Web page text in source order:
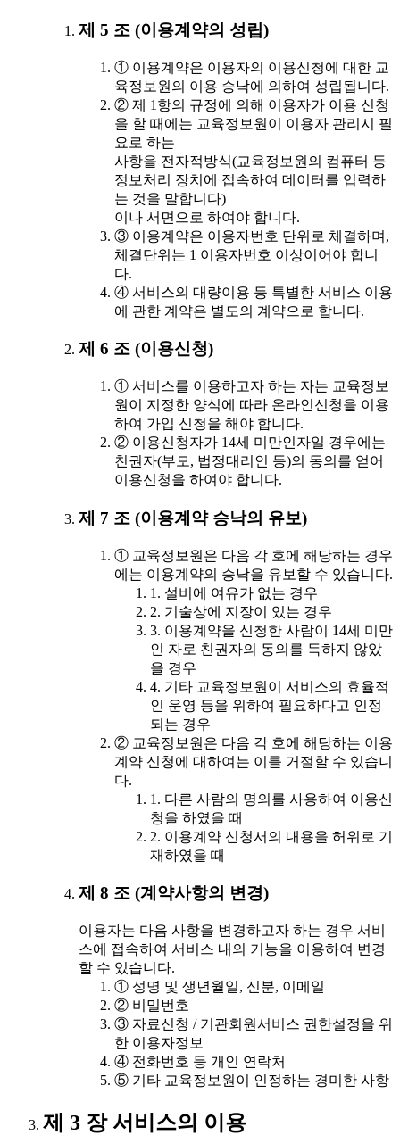
제 5 조 (이용계약의 성립)
① 이용계약은 이용자의 이용신청에 대한 교
육정보원의 이용 승낙에 의하여 성립됩니다.
② 제 1항의 규정에 의해 이용자가 이용 신청
을 할 때에는 교육정보원이 이용자 관리시 필
요로 하는
사항을 전자적방식(교육정보원의 컴퓨터 등
정보처리 장치에 접속하여 데이터를 입력하
는 것을 말합니다)
이나 서면으로 하여야 합니다.
③ 이용계약은 이용자번호 단위로 체결하며,
체결단위는 1 이용자번호 이상이어야 합니
다.
④ 서비스의 대량이용 등 특별한 서비스 이용
에 관한 계약은 별도의 계약으로 합니다.
제 6 조 (이용신청)
① 서비스를 이용하고자 하는 자는 교육정보
원이 지정한 양식에 따라 온라인신청을 이용
하여 가입 신청을 해야 합니다.
② 이용신청자가 14세 미만인자일 경우에는
친권자(부모, 법정대리인 등)의 동의를 얻어
이용신청을 하여야 합니다.
제 7 조 (이용계약 승낙의 유보)
① 교육정보원은 다음 각 호에 해당하는 경우
에는 이용계약의 승낙을 유보할 수 있습니다.
1. 설비에 여유가 없는 경우
2. 기술상에 지장이 있는 경우
3. 이용계약을 신청한 사람이 14세 미만
인 자로 친권자의 동의를 득하지 않았
을 경우
4. 기타 교육정보원이 서비스의 효율적
인 운영 등을 위하여 필요하다고 인정
되는 경우
② 교육정보원은 다음 각 호에 해당하는 이용
계약 신청에 대하여는 이를 거절할 수 있습니
다.
1. 다른 사람의 명의를 사용하여 이용신
청을 하였을 때
2. 이용계약 신청서의 내용을 허위로 기
재하였을 때
제 8 조 (계약사항의 변경)
이용자는 다음 사항을 변경하고자 하는 경우 서비
스에 접속하여 서비스 내의 기능을 이용하여 변경
할 수 있습니다.
① 성명 및 생년월일, 신분, 이메일
② 비밀번호
③ 자료신청 / 기관회원서비스 권한설정을 위
한 이용자정보
④ 전화번호 등 개인 연락처
⑤ 기타 교육정보원이 인정하는 경미한 사항
제 3 장 서비스의 이용